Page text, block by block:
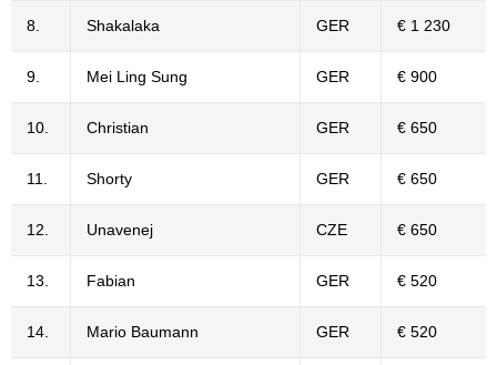
8. Shakalaka GER € 1 230
9. Mei Ling Sung GER € 900
10. Christian GER € 650
11. Shorty GER € 650
12. Unavenej CZE € 650
13. Fabian GER € 520
14. Mario Baumann GER € 520